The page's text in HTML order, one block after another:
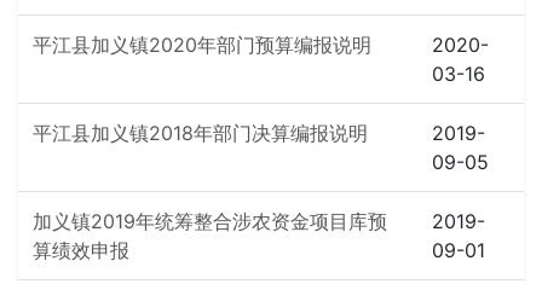
平江县加义镇2020年部门预算编报说明
2020-
03-16
平江县加义镇2018年部门决算编报说明
2019-
09-05
加义镇2019年统筹整合涉农资金项目库预
算绩效申报
2019-
09-01